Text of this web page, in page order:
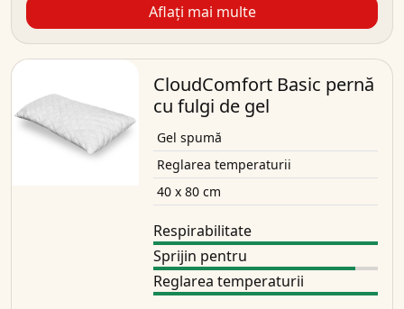
Aflați mai multe
CloudComfort Basic pernă
cu fulgi de gel
Gel spumă
Reglarea temperaturii
40 x 80 cm
Respirabilitate
Sprijin pentru
Reglarea temperaturii